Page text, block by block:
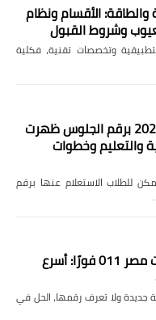
والطاقة: الأقسام ونظام
وشروط القبول
وتخصصات تقنية، فكلية
نتيجة الثانوية العامة 2026 برقم الجلوس ظهرت
والتعليم وخطوات
العامة 2026 رسميًا، ويمكن للطلاب الاستعلام عنها برقم
كود معرفة رقم اتصالات مصر 011 فورًا: أسرع
جديدة ولا تعرف رقمها، الحل في